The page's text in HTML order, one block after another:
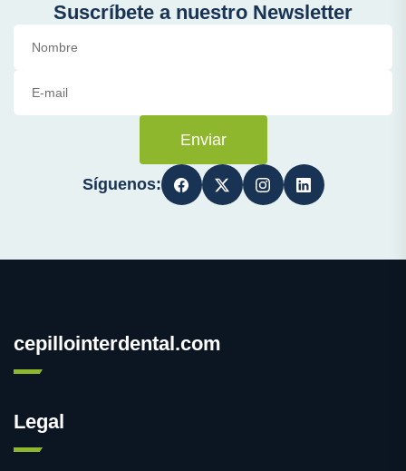
Suscríbete a nuestro Newsletter
Enviar
Síguenos:
cepillointerdental.com
Legal